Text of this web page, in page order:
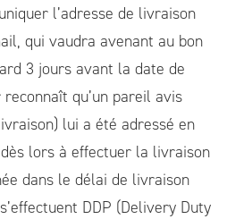
l’adresse de livraison
qui vaudra avenant au bon
3 jours avant la date de
qu’un pareil avis
lui a été adressé en
lors à effectuer la livraison
dans le délai de livraison
DDP (Delivery Duty